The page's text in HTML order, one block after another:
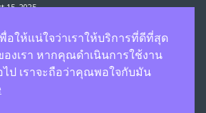
15, 2025
พื่อให้แน่ใจว่าเราให้บริการที่ดีที่สุด
องเรา หากคุณดำเนินการใช้งาน
ไป เราจะถือว่าคุณพอใจกับมัน